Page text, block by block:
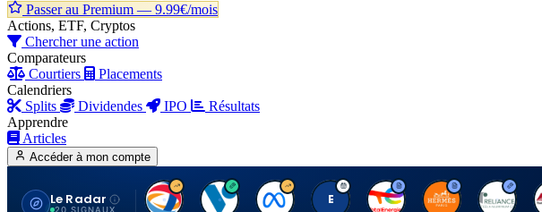
Passer au Premium — 9.99€/mois
Actions, ETF, Cryptos
Chercher une action
Comparateurs
Courtiers
Placements
Calendriers
Splits
Dividendes IPO
Résultats
Apprendre
Articles
Accéder à mon compte
Le Radar
20 SIGNAUX
T V M E T H R